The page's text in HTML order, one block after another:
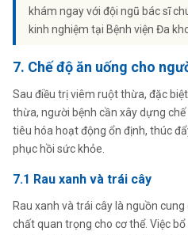
khám ngay với đội ngũ bác sĩ
kinh nghiệm tại Bệnh viện Đa
7. Chế độ ăn uống cho
Sau điều trị viêm ruột thừa, đặc
thừa, người bệnh cần xây dựng
tiêu hóa hoạt động ổn định, thúc
phục hồi sức khỏe.
7.1 Rau xanh và trái cây
Rau xanh và trái cây là nguồn
chất quan trọng cho cơ thể. Việc